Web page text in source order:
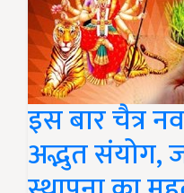
इस बार चैत्र
अद्भुत संयोग,